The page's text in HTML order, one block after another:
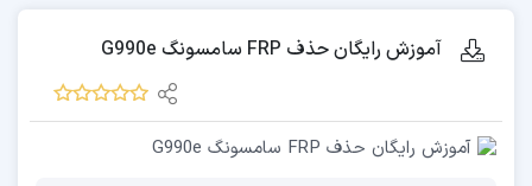
آموزش رایگان حذف FRP سامسونگ G990e